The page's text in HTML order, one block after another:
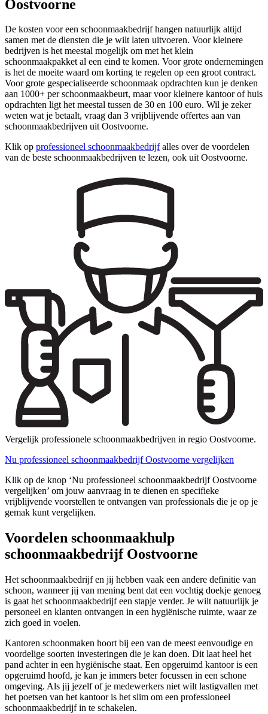
Oostvoorne
De kosten voor een schoonmaakbedrijf hangen natuurlijk altijd
samen met de diensten die je wilt laten uitvoeren. Voor kleinere
bedrijven is het meestal mogelijk om met het klein
schoonmaakpakket al een eind te komen. Voor grote ondernemingen
is het de moeite waard om korting te regelen op een groot contract.
Voor grote gespecialiseerde schoonmaak opdrachten kun je denken
aan 1000+ per schoonmaakbeurt, maar voor kleinere kantoor of huis
opdrachten ligt het meestal tussen de 30 en 100 euro. Wil je zeker
weten wat je betaalt, vraag dan 3 vrijblijvende offertes aan van
schoonmaakbedrijven uit Oostvoorne.
Klik op professioneel schoonmaakbedrijfalles over de voordelen
van de beste schoonmaakbedrijven te lezen, ook uit Oostvoorne.
Vergelijk professionele schoonmaakbedrijven in regio Oostvoorne.
Nu professioneel schoonmaakbedrijf Oostvoorne vergelijken
Klik op de knop ‘Nu professioneel schoonmaakbedrijf Oostvoorne
vergelijken’ om jouw aanvraag in te dienen en specifieke
vrijblijvende voorstellen te ontvangen van professionals die je op je
gemak kunt vergelijken.
Voordelen schoonmaakhulp
schoonmaakbedrijf Oostvoorne
Het schoonmaakbedrijf en jij hebben vaak een andere definitie van
schoon, wanneer jij van mening bent dat een vochtig doekje genoeg
is gaat het schoonmaakbedrijf een stapje verder. Je wilt natuurlijk je
personeel en klanten ontvangen in een hygiënische ruimte, waar ze
zich goed in voelen.
Kantoren schoonmaken hoort bij een van de meest eenvoudige en
voordelige soorten investeringen die je kan doen. Dit laat heel het
pand achter in een hygiënische staat. Een opgeruimd kantoor is een
opgeruimd hoofd, je kan je immers beter focussen in een schone
omgeving. Als jij jezelf of je medewerkers niet wilt lastigvallen met
het poetsen van het kantoor is het slim om een professioneel
schoonmaakbedrijf in te schakelen.